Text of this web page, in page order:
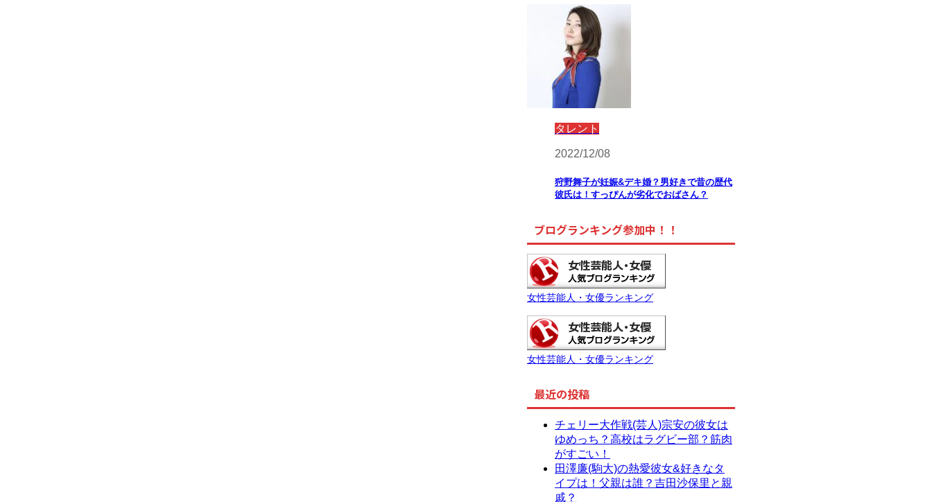
タレント
2022/12/08
狩野舞子が妊娠&デキ婚？男好きで昔の歴代
彼氏は！すっぴんが劣化でおばさん？
ブログランキング参加中！！
女性芸能人・女優ランキング
女性芸能人・女優ランキング
最近の投稿
チェリー大作戦(芸人)宗安の彼女は
ゆめっち？高校はラグビー部？筋肉
がすごい！
田澤廉(駒大)の熱愛彼女&好きなタ
イプは！父親は誰？吉田沙保里と親
戚？